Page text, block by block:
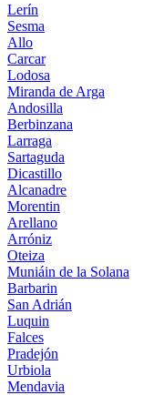
Lerín
Sesma
Allo
Carcar
Lodosa
Miranda de Arga
Andosilla
Berbinzana
Larraga
Sartaguda
Dicastillo
Alcanadre
Morentin
Arellano
Arróniz
Oteiza
Muniáin de la Solana
Barbarin
San Adrián
Luquin
Falces
Pradejón
Urbiola
Mendavia